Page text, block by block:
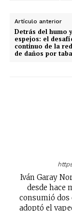
Artículo anterior
Detrás del humo
espejos: el
continuo de la
de daños por
Iván Garay
desde hace
consumió
adoptó el